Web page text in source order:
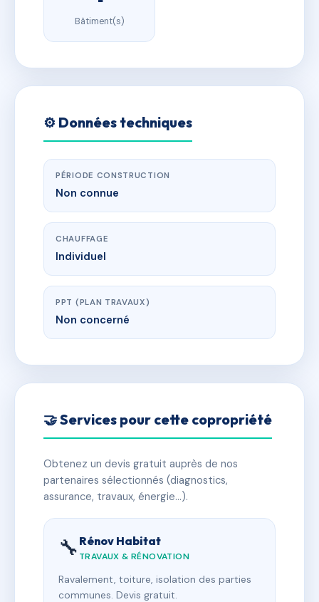
Bâtiment(s)
⚙️ Données techniques
PÉRIODE CONSTRUCTION
Non connue
CHAUFFAGE
Individuel
PPT (PLAN TRAVAUX)
Non concerné
🤝 Services pour cette copropriété
Obtenez un devis gratuit auprès de nos
partenaires sélectionnés (diagnostics,
assurance, travaux, énergie…).
🔧 Rénov Habitat
TRAVAUX & RÉNOVATION
Ravalement, toiture, isolation des parties
communes. Devis gratuit.